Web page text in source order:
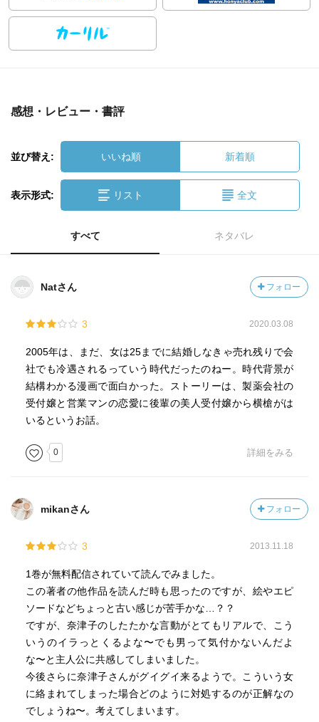
感想・レビュー・書評
並び替え: いいね順 新着順
表示形式: リスト 全文
すべて ネタバレ
Natさん フォロー
3 2020.03.08
2005年は、まだ、女は25までに結婚しなきゃ売れ残りで会
社でも冷遇されるっていう時代だったのねー。時代背景が
結構わかる漫画で面白かった。ストーリーは、製薬会社の
受付嬢と営業マンの恋愛に後輩の美人受付嬢から横槍がは
いるというお話。
0 詳細をみる
mikanさん フォロー
3 2013.11.18
1巻が無料配信されていて読んでみました。
この著者の他作品を読んだ時も思ったのですが、絵やエピ
ソードなどちょっと古い感じが苦手かな…？？
ですが、奈津子のしたたかな言動がとてもリアルで、こう
いうのイラっとくるよな〜でも男って気付かないんだよ
な〜と主人公に共感してしまいました。
今後さらに奈津子さんがグイグイ来るようで。こういう女
に絡まれてしまった場合どのように対処するのが正解なの
でしょうね〜。考えてしまいます。